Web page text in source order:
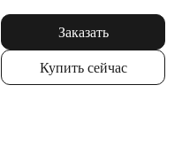
клавишей, белый
Заказать
Купить сейчас